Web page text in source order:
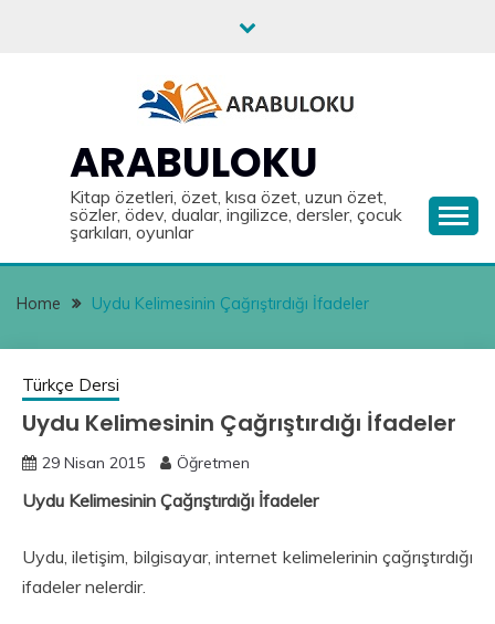
ARABULOKU
Kitap özetleri, özet, kısa özet, uzun özet,
sözler, ödev, dualar, ingilizce, dersler, çocuk
şarkıları, oyunlar
Home Uydu Kelimesinin Çağrıştırdığı İfadeler
Türkçe Dersi
Uydu Kelimesinin Çağrıştırdığı İfadeler
29 Nisan 2015 Öğretmen
Uydu Kelimesinin Çağrıştırdığı İfadeler
Uydu, iletişim, bilgisayar, internet kelimelerinin çağrıştırdığı
ifadeler nelerdir.